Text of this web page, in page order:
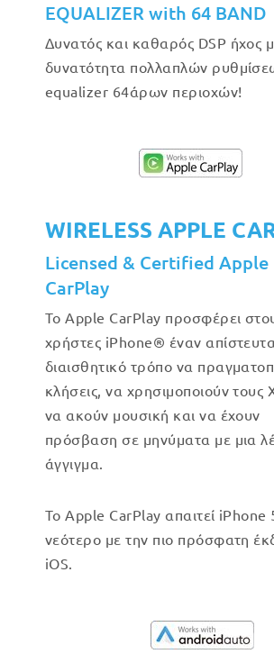
EQUALIZER with 64 BAND
Δυνατός και καθαρός DSP ήχος
δυνατότητα πολλαπλών
equalizer 64άρων περιοχών!
WIRELESS APPLE
Licensed & Certified Apple
CarPlay
Το Apple CarPlay προσφέρει
χρήστες iPhone® έναν απίστευτα
διαισθητικό τρόπο να
κλήσεις, να χρησιμοποιούν τους
να ακούν μουσική και να έχουν
πρόσβαση σε μηνύματα με μια
άγγιγμα.
Το Apple CarPlay απαιτεί iPhone
νεότερο με την πιο πρόσφατη
iOS.